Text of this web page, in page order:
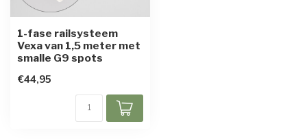
1-fase railsysteem
Vexa van 1,5 meter met
smalle G9 spots
€44,95